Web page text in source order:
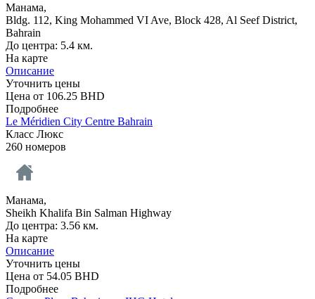
Манама,
Bldg. 112, King Mohammed VI Ave, Block 428, Al Seef District,
Bahrain
До центра: 5.4 км.
На карте
Описание
Уточнить цены
Цена от 106.25 BHD
Подробнее
Le Méridien City Centre Bahrain
Класс Люкс
260 номеров
Манама,
Sheikh Khalifa Bin Salman Highway
До центра: 3.56 км.
На карте
Описание
Уточнить цены
Цена от 54.05 BHD
Подробнее